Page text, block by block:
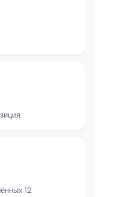
12